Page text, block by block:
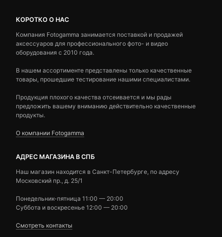
КОРОТКО О НАС
Компания Fotogamma занимается поставкой и продажей
аксессуаров для профессионального фото- и видео
оборудования с 2010 года.
В нашем ассортименте представлены только качественные
товары, прошедшие тестирование нашими специалистами.
Продукция плохого качества отсеивается и мы рады
предложить вашему вниманию действительно качественные
продукты.
О компании Fotogamma
АДРЕС МАГАЗИНА В СПБ
Наш магазин находится в Санкт-Петербурге, по адресу
Московский пр., д. 25/1
Понедельник-пятница 11:00 — 20:00
Суббота и воскресенье 12:00 — 20:00
Смотреть контакты